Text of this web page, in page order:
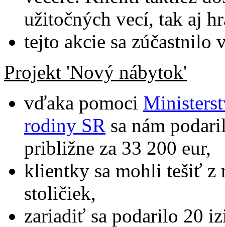
užitočných vecí, tak aj
tejto akcie sa zúčastnilo
Projekt 'Nový nábytok'
vďaka pomoci
rodiny SR sa nám
približne za 33 200 eur,
klientky sa mohli tešiť z
stoličiek,
zariadiť sa podarilo 20